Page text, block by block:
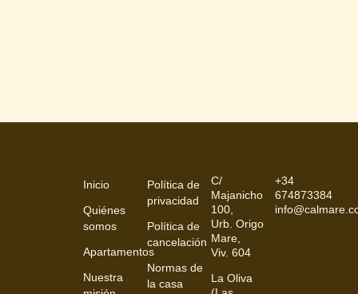
Inicio
Quiénes
somos
Apartamentos
Nuestra
Política de
privacidad
Política de
cancelación
Normas de
la casa
C/
Majanicho
100,
Urb. Origo
Mare,
Viv. 604
La Oliva
+34
674873384